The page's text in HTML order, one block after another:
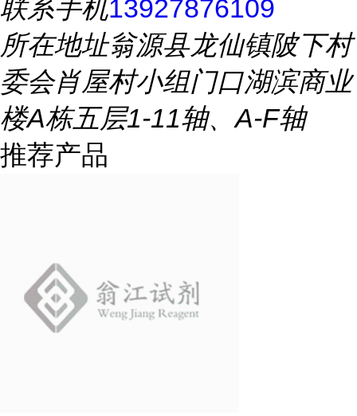
联系手机13927876109
所在地址翁源县龙仙镇陂下村
委会肖屋村小组门口湖滨商业
楼A栋五层1-11轴、A-F轴
推荐产品